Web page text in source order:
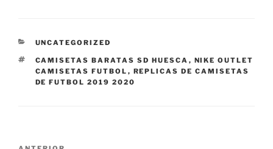
CATEGORÍAS
UNCATEGORIZED
ETIQUETAS
CAMISETAS BARATAS SD HUESCA , NIKE OUTLET
CAMISETAS FUTBOL , REPLICAS DE CAMISETAS
DE FUTBOL 2019 2020
Navegación